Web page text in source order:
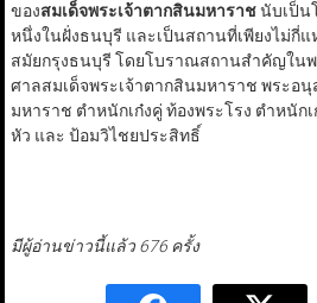
ของสมเด็จพระเจ้าตากสินมหาราชนับเป็น
หนึ่งในฝั่งธนบุรี และเป็นสถานที่เพียงไม่กี่
สมัยกรุงธนบุรี โดยโบราณสถานสำคัญในพ
ศาลสมเด็จพระเจ้าตากสินมหาราช พระอ
มหาราช ตำหนักเก๋งคู่ ท้องพระโรง ตำหนัก
หัว และ ป้อมวิไชยประสิทธิ์
มีผู้อ่านข่าวนี้แล้ว 676 ครั้ง